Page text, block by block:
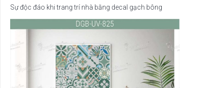
Sự độc đáo khi trang trí nhà bằng decal gạch bông